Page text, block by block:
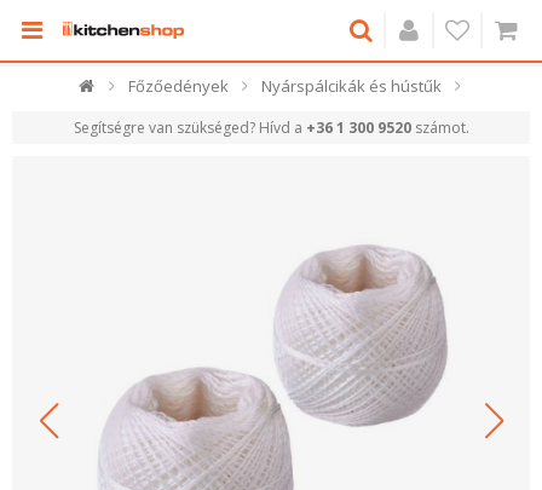
Főzőedények Nyárspálcikák és hústűk
Segítségre van szükséged? Hívd a +36 1 300 9520számot.